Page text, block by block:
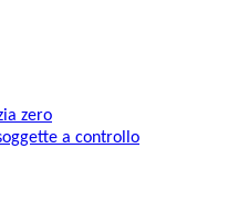
zero
a controllo